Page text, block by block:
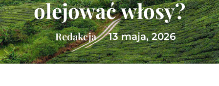
olejować włosy?
Redakcja 13 maja, 2026